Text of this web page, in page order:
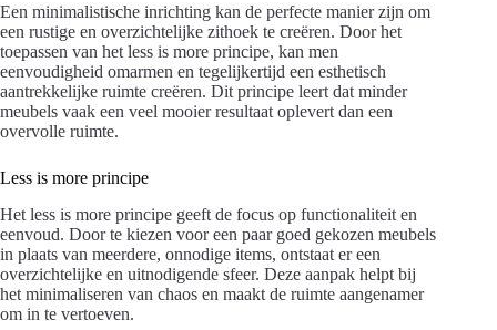
Een minimalistische inrichting kan de perfecte manier zijn om
een rustige en overzichtelijke zithoek te creëren. Door het
toepassen van het less is more principe, kan men
eenvoudigheid omarmen en tegelijkertijd een esthetisch
aantrekkelijke ruimte creëren. Dit principe leert dat minder
meubels vaak een veel mooier resultaat oplevert dan een
overvolle ruimte.
Less is more principe
Het less is more principe geeft de focus op functionaliteit en
eenvoud. Door te kiezen voor een paar goed gekozen meubels
in plaats van meerdere, onnodige items, ontstaat er een
overzichtelijke en uitnodigende sfeer. Deze aanpak helpt bij
het minimaliseren van chaos en maakt de ruimte aangenamer
om in te vertoeven.